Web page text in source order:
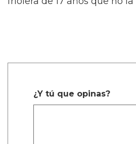
¿Y tú que opinas?